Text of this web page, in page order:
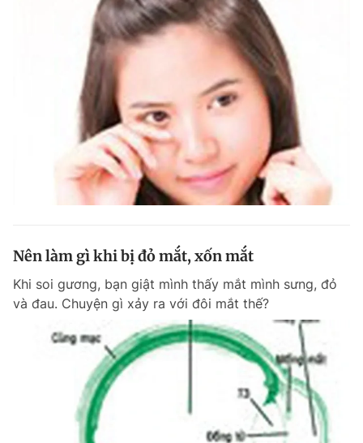
Nên làm gì khi bị đỏ mắt, xốn mắt
Khi soi gương, bạn giật mình thấy mắt mình sưng, đỏ
và đau. Chuyện gì xảy ra với đôi mắt thế?